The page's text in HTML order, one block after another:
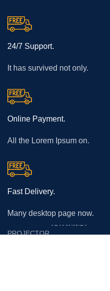
24/7 Support.
It has survived not only.
Online Payment.
All the Lorem Ipsum on.
Fast Delivery.
Many desktop page now.
PROJECTOR
โปรเจคเตอร์